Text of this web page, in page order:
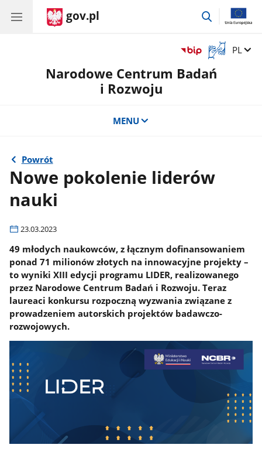
gov.pl
przejdź
Otwórz
okno
z
Zmień
PL
Narodowe Centrum Badań
i Rozwoju
MENU
Powrót
Nowe pokolenie liderów
nauki
23.03.2023
49 młodych naukowców, z łącznym dofinansowaniem
ponad 71 milionów złotych na innowacyjne projekty –
to wyniki XIII edycji programu LIDER, realizowanego
przez Narodowe Centrum Badań i Rozwoju. Teraz
laureaci konkursu rozpoczną wyzwania związane z
prowadzeniem autorskich projektów badawczo-
rozwojowych.